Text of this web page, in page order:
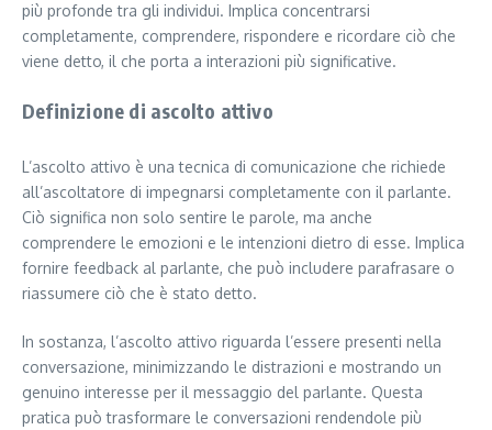
più profonde tra gli individui. Implica concentrarsi
completamente, comprendere, rispondere e ricordare ciò che
viene detto, il che porta a interazioni più significative.
Definizione di ascolto attivo
L’ascolto attivo è una tecnica di comunicazione che richiede
all’ascoltatore di impegnarsi completamente con il parlante.
Ciò significa non solo sentire le parole, ma anche
comprendere le emozioni e le intenzioni dietro di esse. Implica
fornire feedback al parlante, che può includere parafrasare o
riassumere ciò che è stato detto.
In sostanza, l’ascolto attivo riguarda l’essere presenti nella
conversazione, minimizzando le distrazioni e mostrando un
genuino interesse per il messaggio del parlante. Questa
pratica può trasformare le conversazioni rendendole più